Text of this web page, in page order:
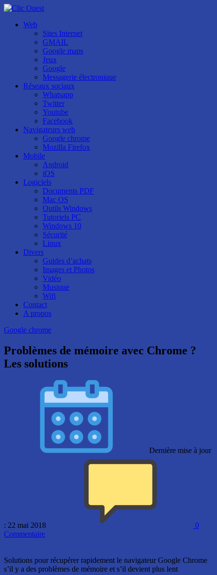
Web
Sites Internet
GMAIL
Google maps
Jeux
Google
Messagerie électronique
Réseaux sociaux
Whatsapp
Twitter
Youtube
Facebook
Navigateurs web
Google chrome
Mozilla Firefox
Mobile
Android
iOS
Logiciels
Documents PDF
Mac OS
Outils Windows
Tutoriels PC
Windows 10
Sécurité
Linux
Divers
Guides d’achats
Images et Photos
Vidéo
Musique
Wifi
Contact
A propos
Google chrome
Problèmes de mémoire avec Chrome ?
Les solutions
Dernière mise à jour
: 22 mai 2018
0
Commentaire
Solutions pour récupérer rapidement le navigateur Google Chrome
s’il y a des problèmes de mémoire et s’il devient plus lent